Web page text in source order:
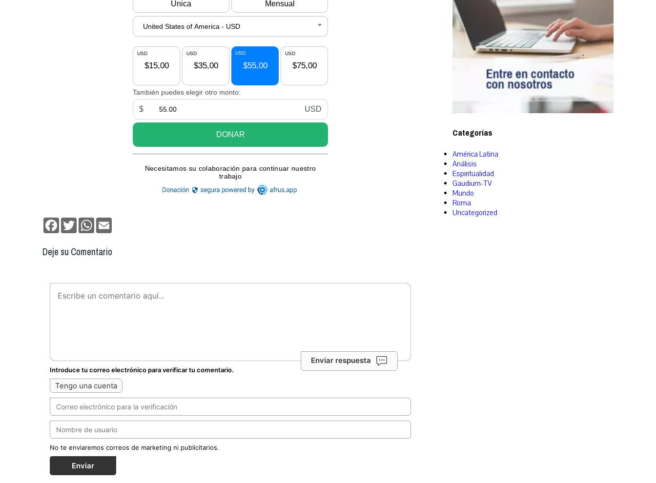
Facebook
TwitterWhatsApp
Deje su Comentario
Enviar respuesta
Introduce tu correo electrónico para verificar tu comentario.
Tengo una cuenta
No te enviaremos correos de marketing ni publicitarios.
Enviar
Categorías
América Latina
Análisis
Espiritualidad
Gaudium-TV
Mundo
Roma
Uncategorized